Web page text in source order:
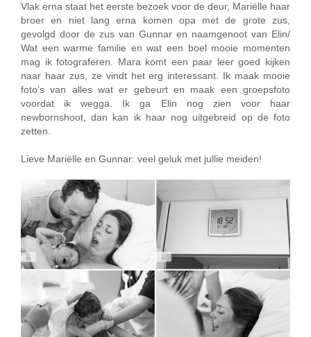
Vlak erna staat het eerste bezoek voor de deur, Mariëlle haar
broer en niet lang erna komen opa met de grote zus,
gevolgd door de zus van Gunnar en naamgenoot van Elin/
Wat een warme familie en wat een boel mooie momenten
mag ik fotograferen. Mara komt een paar leer goed kijken
naar haar zus, ze vindt het erg interessant. Ik maak mooie
foto’s van alles wat er gebeurt en maak een groepsfoto
voordat ik wegga. Ik ga Elin nog zien voor haar
newbornshoot, dan kan ik haar nog uitgebreid op de foto
zetten.
Lieve Mariëlle en Gunnar: veel geluk met jullie meiden!